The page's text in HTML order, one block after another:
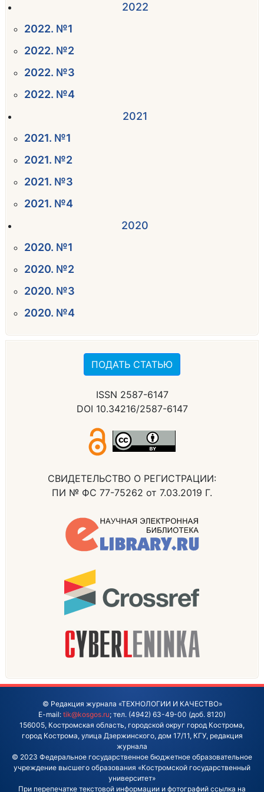
ПОДАТЬ СТАТЬЮ
ISSN 2587-6147
DOI 10.34216/2587-6147
СВИДЕТЕЛЬСТВО О РЕГИСТРАЦИИ:
ПИ № ФС 77-75262 от 7.03.2019 Г.
2022
2022. №1
2022. №2
2022. №3
2022. №4
2021
2021. №1
2021. №2
2021. №3
2021. №4
2020
2020. №1
2020. №2
2020. №3
2020. №4
© Редакция журнала «ТЕХНОЛОГИИ И КАЧЕСТВО»
E-mail: tik@kosgos.ru; тел. (4942) 63-49-00 (доб. 8120)
156005, Костромская область, городской округ город Кострома,
город Кострома, улица Дзержинского, дом 17/11, КГУ, редакция
журнала
© 2023 Федеральное государственное бюджетное образовательное
учреждение высшего образования «Костромской государственный
университет»
При перепечатке текстовой информации и фотографий ссылка на